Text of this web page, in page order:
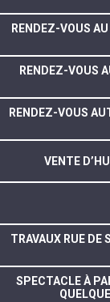
RENDEZ-VOUS
RENDEZ-VOUS
RENDEZ-VOUS
VENTE
TRAVAUX RUE DE
SPECTACLE À